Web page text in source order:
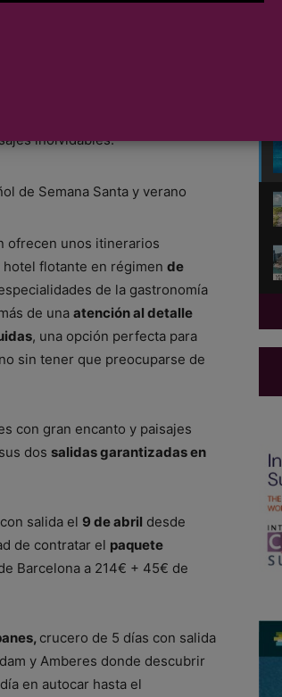
lanza
visitando ciudades europeas
inolvidables.
ofrecen unos itinerarios
flotante en régimen de
de la gastronomía
de una atención al detalle
, una opción perfecta para
sin tener que preocuparse de
con gran encanto y paisajes
dos salidas garantizadas en
salida el 9 de abril desde
de contratar el paquete
Barcelona a 214€ + 45€ de
crucero de 5 días con salida
y Amberes donde descubrir
en autocar hasta el